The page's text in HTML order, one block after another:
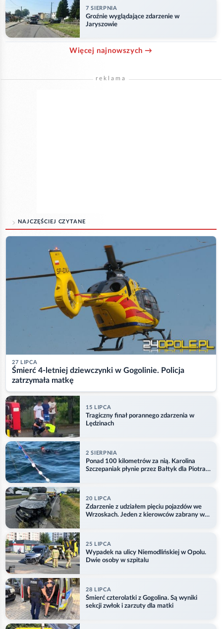
7 SIERPNIA
Groźnie wyglądające zdarzenie w
Jaryszowie
Więcej najnowszych →
reklama
NAJCZĘŚCIEJ CZYTANE
27 LIPCA
Śmierć 4-letniej dziewczynki w Gogolinie. Policja
zatrzymała matkę
15 LIPCA
Tragiczny finał porannego zdarzenia w
Lędzinach
2 SIERPNIA
Ponad 100 kilometrów za nią. Karolina
Szczepaniak płynie przez Bałtyk dla Piotra.
20 LIPCA
Zdarzenie z udziałem pięciu pojazdów we
Wrzoskach. Jeden z kierowców zabrany w
25 LIPCA
Wypadek na ulicy Niemodlińskiej w Opolu.
Dwie osoby w szpitalu
28 LIPCA
Śmierć czterolatki z Gogolina. Są wyniki
sekcji zwłok i zarzuty dla matki